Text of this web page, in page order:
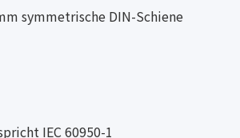
symmetrische DIN-Schiene
IEC 60950-1